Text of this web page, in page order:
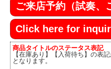
ご来店予約（試奏、
Click here for
商品タイトルのステータス表記
【在庫あり】【入荷待ち】の表
となります。